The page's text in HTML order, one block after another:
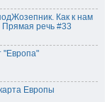
Как к нам
речь #33
"Европа"
Европы